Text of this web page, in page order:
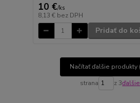
10 €/ks
8,13 € bez DPH
Pridať do
Načítať ďalšie produkty
strana z 3ďalšie